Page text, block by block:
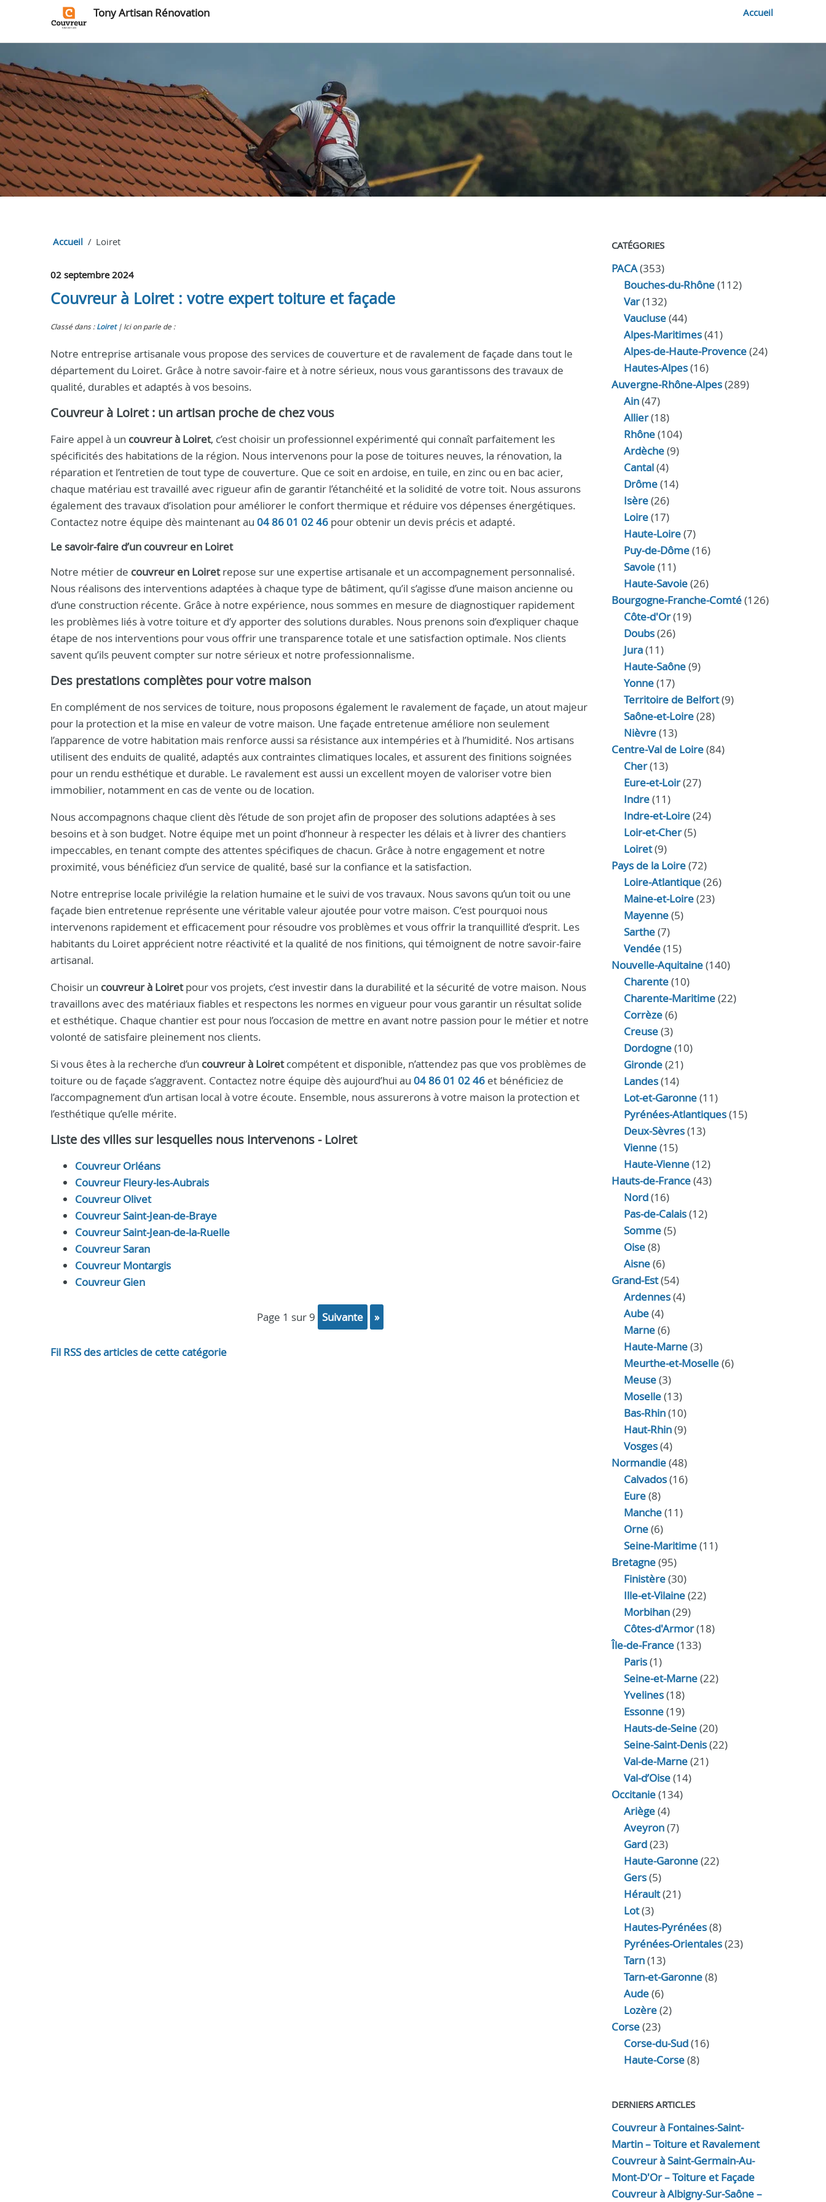
Tony Artisan Rénovation Accueil
Accueil Loiret
02 septembre 2024
Couvreur à Loiret : votre expert toiture et façade
Classé dans : Loiret Ici on parle de :
Notre entreprise artisanale vous propose des services de couverture et de ravalement de façade dans tout le
département du Loiret. Grâce à notre savoir-faire et à notre sérieux, nous vous garantissons des travaux de
qualité, durables et adaptés à vos besoins.
Couvreur à Loiret: un artisan proche de chez vous
Faire appel à un couvreur à Loiret, c’est choisir un professionnel expérimenté qui connaît parfaitement les
spécificités des habitations de la région. Nous intervenons pour la pose de toitures neuves, la rénovation, la
réparation et l’entretien de tout type de couverture. Que ce soit en ardoise, en tuile, en zinc ou en bac acier,
chaque matériau est travaillé avec rigueur afin de garantir l’étanchéité et la solidité de votre toit. Nous assurons
également des travaux d’isolation pour améliorer le confort thermique et réduire vos dépenses énergétiques.
Contactez notre équipe dès maintenant au 04 86 01 02 46 pour obtenir un devis précis et adapté.
Le savoir-faire d’un couvreuren Loiret
Notre métier de couvreur en Loiretrepose sur une expertise artisanale et un accompagnement personnalisé.
Nous réalisons des interventions adaptées à chaque type de bâtiment, qu’il s’agisse d’une maison ancienne ou
d’une construction récente. Grâce à notre expérience, nous sommes en mesure de diagnostiquer rapidement
les problèmes liés à votre toiture et d’y apporter des solutions durables. Nous prenons soin d’expliquer chaque
étape de nos interventions pour vous offrir une transparence totale et une satisfaction optimale. Nos clients
savent qu’ils peuvent compter sur notre sérieux et notre professionnalisme.
Des prestations complètes pour votre maison
En complément de nos services de toiture, nous proposons également le ravalement de façade, un atout majeur
pour la protection et la mise en valeur de votre maison. Une façade entretenue améliore non seulement
l’apparence de votre habitation mais renforce aussi sa résistance aux intempéries et à l’humidité. Nos artisans
utilisent des enduits de qualité, adaptés aux contraintes climatiques locales, et assurent des finitions soignées
pour un rendu esthétique et durable. Le ravalement est aussi un excellent moyen de valoriser votre bien
immobilier, notamment en cas de vente ou de location.
Nous accompagnons chaque client dès l’étude de son projet afin de proposer des solutions adaptées à ses
besoins et à son budget. Notre équipe met un point d’honneur à respecter les délais et à livrer des chantiers
impeccables, en tenant compte des attentes spécifiques de chacun. Grâce à notre engagement et notre
proximité, vous bénéficiez d’un service de qualité, basé sur la confiance et la satisfaction.
Notre entreprise locale privilégie la relation humaine et le suivi de vos travaux. Nous savons qu’un toit ou une
façade bien entretenue représente une véritable valeur ajoutée pour votre maison. C’est pourquoi nous
intervenons rapidement et efficacement pour résoudre vos problèmes et vous offrir la tranquillité d’esprit. Les
habitants du Loiret apprécient notre réactivité et la qualité de nos finitions, qui témoignent de notre savoir-faire
artisanal.
Choisir un couvreur à Loiretpour vos projets, c’est investir dans la durabilité et la sécurité de votre maison. Nous
travaillons avec des matériaux fiables et respectons les normes en vigueur pour vous garantir un résultat solide
et esthétique. Chaque chantier est pour nous l’occasion de mettre en avant notre passion pour le métier et notre
volonté de satisfaire pleinement nos clients.
Si vous êtes à la recherche d’un couvreur à Loiretcompétent et disponible, n’attendez pas que vos problèmes de
toiture ou de façade s’aggravent. Contactez notre équipe dès aujourd’hui au 04 86 01 02 46 et bénéficiez de
l’accompagnement d’un artisan local à votre écoute. Ensemble, nous assurerons à votre maison la protection et
l’esthétique qu’elle mérite.
Liste des villes sur lesquelles nous intervenons - Loiret
Couvreur Orléans
Couvreur Fleury-les-Aubrais
Couvreur Olivet
Couvreur Saint-Jean-de-Braye
Couvreur Saint-Jean-de-la-Ruelle
Couvreur Saran
Couvreur Montargis
Couvreur Gien
page 1 sur 9 suivante »
Fil RSS des articles de cette catégorie
CATÉGORIES
PACA(353)
Bouches-du-Rhône(112)
Var(132)
Vaucluse(44)
Alpes-Maritimes(41)
Alpes-de-Haute-Provence(24)
Hautes-Alpes(16)
Auvergne-Rhône-Alpes(289)
Ain(47)
Allier(18)
Rhône(104)
Ardèche(9)
Cantal(4)
Drôme(14)
Isère(26)
Loire(17)
Haute-Loire(7)
Puy-de-Dôme(16)
Savoie(11)
Haute-Savoie(26)
Bourgogne-Franche-Comté(126)
Côte-d'Or(19)
Doubs(26)
Jura(11)
Haute‑Saône(9)
Yonne(17)
Territoire de Belfort(9)
Saône-et-Loire(28)
Nièvre(13)
Centre-Val de Loire(84)
Cher(13)
Eure‑et‑Loir(27)
Indre(11)
Indre‑et‑Loire(24)
Loir‑et‑Cher(5)
Loiret(9)
Pays de la Loire(72)
Loire-Atlantique(26)
Maine-et-Loire(23)
Mayenne(5)
Sarthe(7)
Vendée(15)
Nouvelle-Aquitaine(140)
Charente(10)
Charente-Maritime(22)
Corrèze(6)
Creuse(3)
Dordogne(10)
Gironde(21)
Landes(14)
Lot-et-Garonne(11)
Pyrénées-Atlantiques(15)
Deux-Sèvres(13)
Vienne(15)
Haute-Vienne(12)
Hauts-de-France(43)
Nord(16)
Pas-de-Calais(12)
Somme(5)
Oise(8)
Aisne(6)
Grand-Est(54)
Ardennes(4)
Aube(4)
Marne(6)
Haute-Marne(3)
Meurthe-et-Moselle(6)
Meuse(3)
Moselle(13)
Bas-Rhin(10)
Haut-Rhin(9)
Vosges(4)
Normandie(48)
Calvados(16)
Eure(8)
Manche(11)
Orne(6)
Seine-Maritime(11)
Bretagne(95)
Finistère(30)
Ille-et-Vilaine(22)
Morbihan(29)
Côtes-d'Armor(18)
Île-de-France(133)
Paris(1)
Seine-et-Marne(22)
Yvelines(18)
Essonne(19)
Hauts-de-Seine(20)
Seine-Saint-Denis(22)
Val-de-Marne(21)
Val-d’Oise(14)
Occitanie(134)
Ariège(4)
Aveyron(7)
Gard(23)
Haute-Garonne(22)
Gers(5)
Hérault(21)
Lot(3)
Hautes-Pyrénées(8)
Pyrénées-Orientales(23)
Tarn(13)
Tarn-et-Garonne(8)
Aude(6)
Lozère(2)
Corse(23)
Corse-du-Sud(16)
Haute-Corse(8)
DERNIERS ARTICLES
Couvreur à Fontaines-Saint-
Martin – Toiture et Ravalement
Couvreur à Saint-Germain-Au-
Mont-D'Or – Toiture et Façade
Couvreur à Albigny-Sur-Saône –